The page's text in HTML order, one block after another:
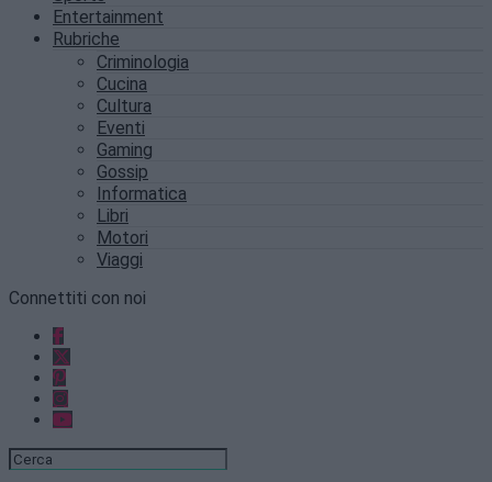
Entertainment
Rubriche
Criminologia
Cucina
Cultura
Eventi
Gaming
Gossip
Informatica
Libri
Motori
Viaggi
Connettiti con noi